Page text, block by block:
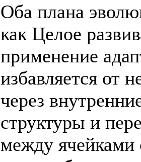
Оба плана
как Целое
применение
избавляется от
через
структуры и
между